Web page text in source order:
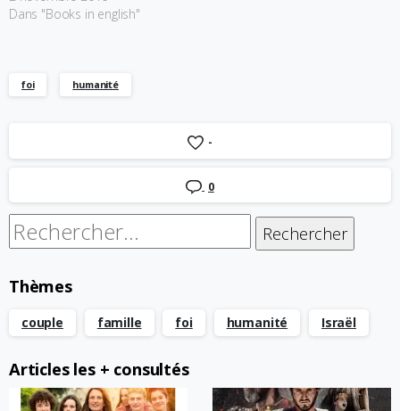
Dans "Books in english"
foi humanité
-
0
Rechercher :
Thèmes
couple famille foi humanité Israël
Articles les + consultés